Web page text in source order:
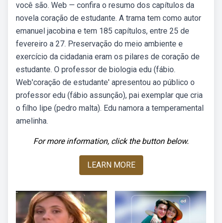
você são. Web — confira o resumo dos capítulos da
novela coração de estudante. A trama tem como autor
emanuel jacobina e tem 185 capítulos, entre 25 de
fevereiro a 27. Preservação do meio ambiente e
exercício da cidadania eram os pilares de coração de
estudante. O professor de biologia edu (fábio.
Web'coração de estudante' apresentou ao público o
professor edu (fábio assunção), pai exemplar que cria
o filho lipe (pedro malta). Edu namora a temperamental
amelinha.
For more information, click the button below.
LEARN MORE